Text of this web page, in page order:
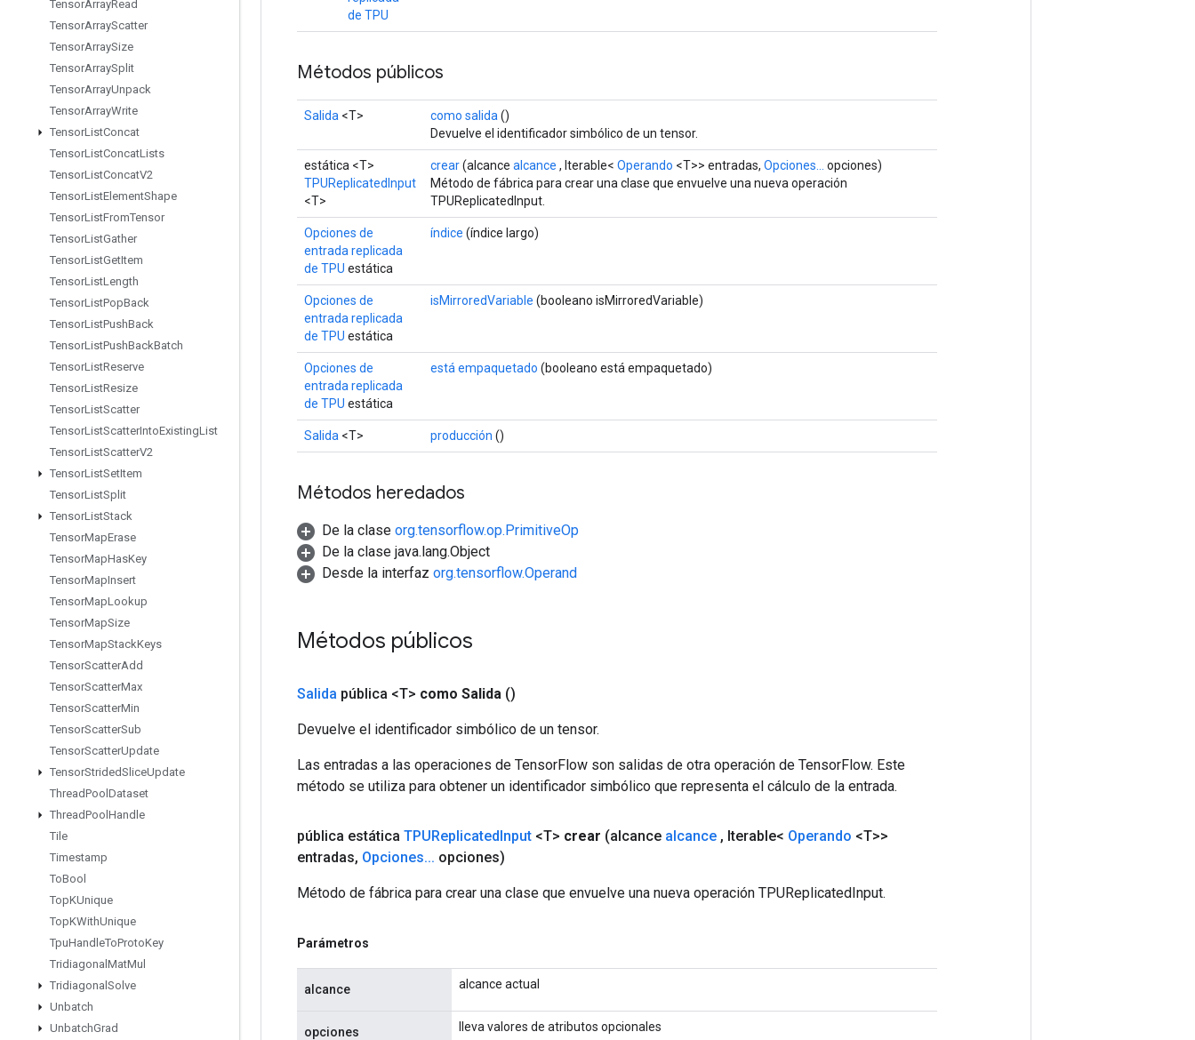
TensorArrayRead
TensorArrayScatter
TensorArraySize
TensorArraySplit
TensorArrayUnpack
TensorArrayWrite
TensorListConcat
TensorListConcatLists
TensorListConcatV2
TensorListElementShape
TensorListFromTensor
TensorListGather
TensorListGetItem
TensorListLength
TensorListPopBack
TensorListPushBack
TensorListPushBackBatch
TensorListReserve
TensorListResize
TensorListScatter
TensorListScatterIntoExistingList
TensorListScatterV2
TensorListSetItem
TensorListSplit
TensorListStack
TensorMapErase
TensorMapHasKey
TensorMapInsert
TensorMapLookup
TensorMapSize
TensorMapStackKeys
TensorScatterAdd
TensorScatterMax
TensorScatterMin
TensorScatterSub
TensorScatterUpdate
TensorStridedSliceUpdate
ThreadPool Dataset
ThreadPool Handle
Tile
Timestamp
ToBool
TopKUnique
TopKWithUnique
TpuHandleToProtoKey
Tridiagonal MatMul
Tridiagonal Solve
Unbatch
UnbatchGrad
de TPU
Métodos públicos
Salida <T> como salida ()
Devuelve el identificador simbólico de un tensor.
estática <T>
TPUReplicatedInput
<T>
crear(alcance alcance , Iterable< Operando <T>> entradas, Opciones...
opciones)
Método de fábrica para crear una clase que envuelve una nueva operación
TPUReplicatedInput.
Opciones de
entrada replicada
de TPU estática
índice (índice largo)
Opciones de
entrada replicada
de TPU estática
isMirroredVariable (booleano isMirroredVariable)
Opciones de
entrada replicada
de TPU estática
está empaquetado (booleano está empaquetado)
Salida <T> producción ()
Métodos heredados
De la clase org.tensorflow.op.PrimitiveOp
De la clase java.lang.Object
Desde la interfaz org.tensorflow.Operand
Métodos públicos
Salida pública <T> como Salida ()
Devuelve el identificador simbólico de un tensor.
Las entradas a las operaciones de TensorFlow son salidas de otra operación de TensorFlow. Este
método se utiliza para obtener un identificador simbólico que representa el cálculo de la entrada.
pública estática TPUReplicatedInput <T> crear (alcance alcance , Iterable< Operando <T>>
entradas, Opciones... opciones)
Método de fábrica para crear una clase que envuelve una nueva operación TPUReplicatedInput.
Parámetros
alcance alcance actual
opciones lleva valores de atributos opcionales